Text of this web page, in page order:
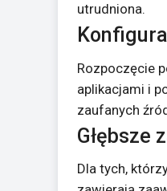
utrudniona.
Rozpoczęcie
aplikacjami i
zaufanych
Głębsze
Dla tych,